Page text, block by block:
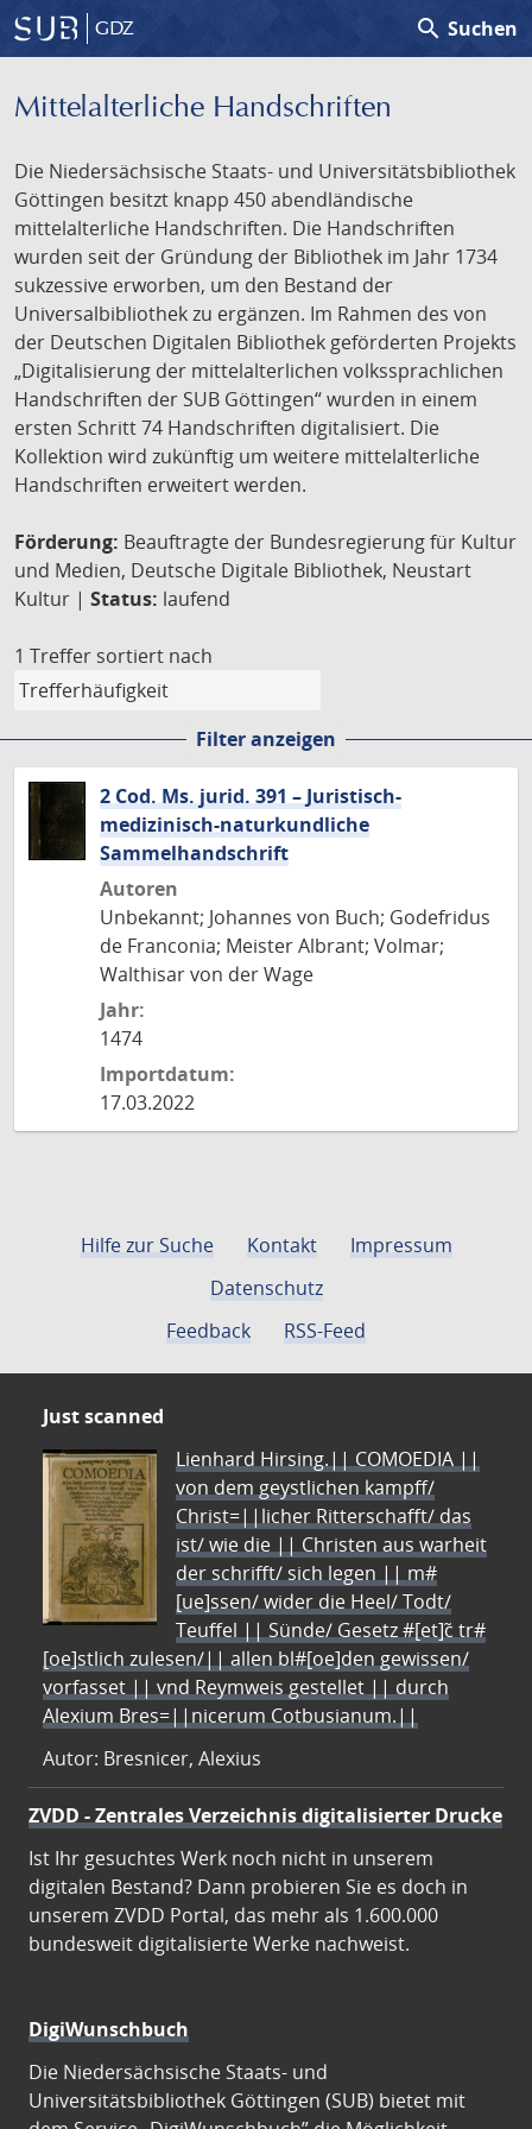
GDZ search Suchen
Mittelalterliche Handschriften
Die Niedersächsische Staats- und Universitätsbibliothek
Göttingen besitzt knapp 450 abendländische
mittelalterliche Handschriften. Die Handschriften
wurden seit der Gründung der Bibliothek im Jahr 1734
sukzessive erworben, um den Bestand der
Universalbibliothek zu ergänzen. Im Rahmen des von
der Deutschen Digitalen Bibliothek geförderten Projekts
„Digitalisierung der mittelalterlichen volkssprachlichen
Handschriften der SUB Göttingen“ wurden in einem
ersten Schritt 74 Handschriften digitalisiert. Die
Kollektion wird zukünftig um weitere mittelalterliche
Handschriften erweitert werden.
Förderung: Beauftragte der Bundesregierung für Kultur
und Medien, Deutsche Digitale Bibliothek, Neustart
Kultur | Status: laufend
1 Treffer sortiert nach
Filter anzeigen
2 Cod. Ms. jurid. 391 – Juristisch-
medizinisch-naturkundliche
Sammelhandschrift
Autoren
Unbekannt; Johannes von Buch; Godefridus
de Franconia; Meister Albrant; Volmar;
Walthisar von der Wage
Jahr:
1474
Importdatum:
17.03.2022
Hilfe zur Suche Kontakt
Impressum
Datenschutz
Feedback
RSS-Feed
Just scanned
Lienhard Hirsing.|| COMOEDIA ||
von dem geystlichen kampff/
Christ=||licher Ritterschafft/ das
ist/ wie die || Christen aus warheit
der schrifft/ sich legen || m#
[ue]ssen/ wider die Heel/ Todt/
Teuffel || Sünde/ Gesetz #[et]c̃ tr#
[oe]stlich zulesen/|| allen bl#[oe]den gewissen/
vorfasset || vnd Reymweis gestellet || durch
Alexium Bres=||nicerum Cotbusianum.||
Autor: Bresnicer, Alexius
ZVDD - Zentrales Verzeichnis digitalisierter Drucke
Ist Ihr gesuchtes Werk noch nicht in unserem
digitalen Bestand? Dann probieren Sie es doch in
unserem ZVDD Portal, das mehr als 1.600.000
bundesweit digitalisierte Werke nachweist.
DigiWunschbuch
Die Niedersächsische Staats- und
Universitätsbibliothek Göttingen (SUB) bietet mit